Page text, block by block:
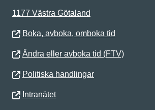
1177 Västra Götaland
Boka, avboka, omboka tid
Ändra eller avboka tid (FTV)
Politiska handlingar
Intranätet